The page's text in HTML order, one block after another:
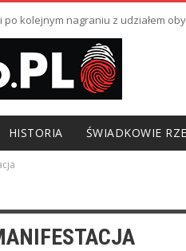
kolejnym nagraniu z udziałem
HISTORIA ŚWIADKOWIE